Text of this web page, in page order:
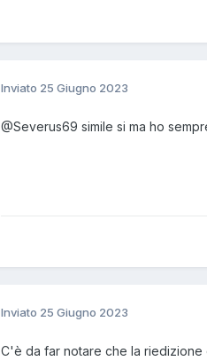
Inviato 25 Giugno 2023
@Severus69 simile si ma ho
Inviato 25 Giugno 2023
C'è da far notare che la